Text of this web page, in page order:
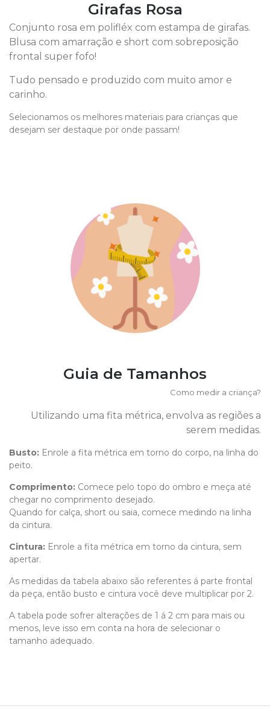
Girafas Rosa
Conjunto rosa em polifléx com estampa de girafas.
Blusa com amarração e short com sobreposição
frontal super fofo!
Tudo pensado e produzido com muito amor e
carinho.
Selecionamos os melhores materiais para crianças que
desejam ser destaque por onde passam!
Guia de Tamanhos
Como medir a criança?
Utilizando uma fita métrica, envolva as regiões a
serem medidas.
Busto: Enrole a fita métrica em torno do corpo, na linha do
peito.
Comprimento: Comece pelo topo do ombro e meça até
chegar no comprimento desejado.
Quando for calça, short ou saia, comece medindo na linha
da cintura.
Cintura: Enrole a fita métrica em torno da cintura, sem
apertar.
As medidas da tabela abaixo são referentes á parte frontal
da peça, então busto e cintura você deve multiplicar por 2.
A tabela pode sofrer alterações de 1 á 2 cm para mais ou
menos, leve isso em conta na hora de selecionar o
tamanho adequado.